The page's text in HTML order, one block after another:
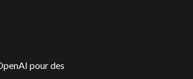
pour des